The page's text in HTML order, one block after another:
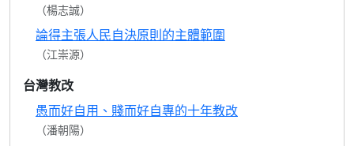
（楊志誠）
論得主張人民自決原則的主體範圍
（江崇源）
台灣教改
愚而好自用、賤而好自專的十年教改
（潘朝陽）